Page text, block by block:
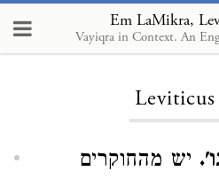
Em LaMikra,
יש מהחוקרים